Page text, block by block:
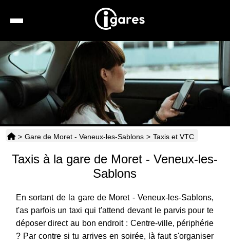
Recherche
Location de voiture
Hôtels
Taxis
Horaires
> Gare de Moret - Veneux-les-Sablons > Taxis et VTC
Taxis à la gare de Moret - Veneux-les-
Sablons
En sortant de la gare de Moret - Veneux-les-Sablons,
t'as parfois un taxi qui t'attend devant le parvis pour te
déposer direct au bon endroit : Centre-ville, périphérie
? Par contre si tu arrives en soirée, là faut s'organiser